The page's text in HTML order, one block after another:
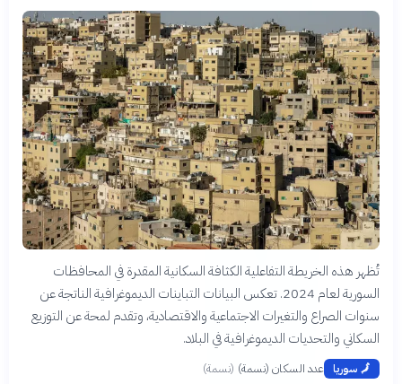
تُظهر هذه الخريطة التفاعلية الكثافة السكانية المقدرة في المحافظات
السورية لعام 2024. تعكس البيانات التباينات الديموغرافية الناتجة عن
سنوات الصراع والتغيرات الاجتماعية والاقتصادية، وتقدم لمحة عن التوزيع
السكاني والتحديات الديموغرافية في البلاد.
🗾 سوريا عدد السكان (نسمة) (نسمة)